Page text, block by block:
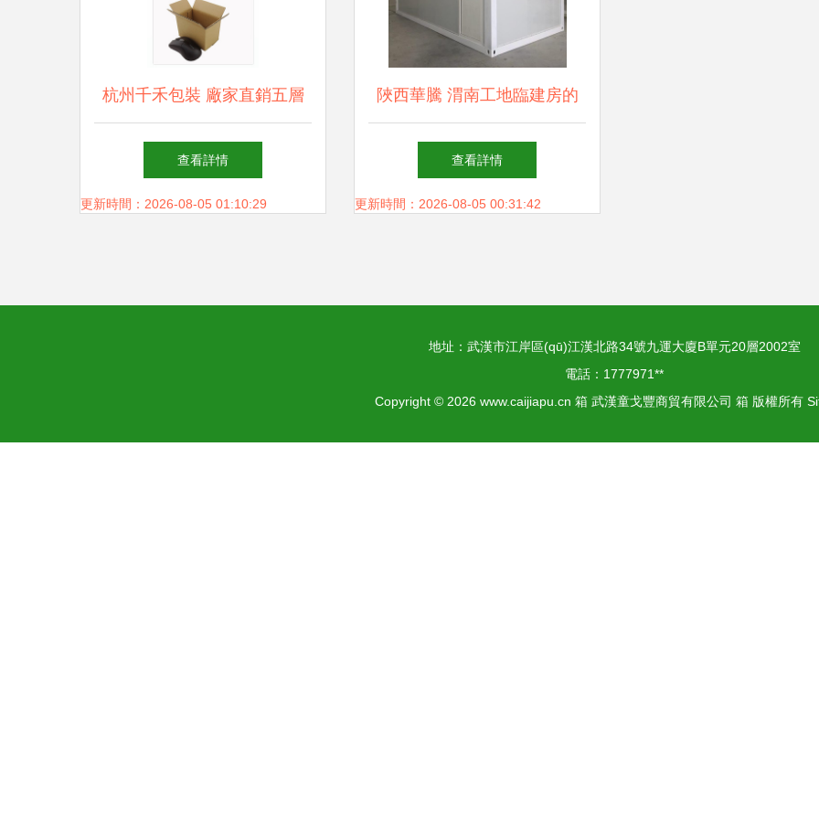
杭州千禾包裝 廠家直銷五層
特硬12號紙箱，滿88即享包郵
查看詳情
更新時間：2026-08-05 01:10:29
陜西華騰 渭南工地臨建房的
卓越選擇——專業(yè)住人集
裝箱活動板房生產廠家
查看詳情
更新時間：2026-08-05 00:31:42
地址：武漢市江岸區(qū)江漢北路34號九運大廈B單元20層2002室
電話：1777971**
Copyright © 2026 www.caijiapu.cn 箱 武漢童戈豐商貿有限公司 箱版權所有